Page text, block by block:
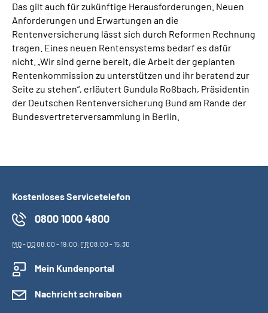
Das gilt auch für zukünftige Herausforderungen. Neuen
Anforderungen und Erwartungen an die
Rentenversicherung lässt sich durch Reformen Rechnung
tragen. Eines neuen Rentensystems bedarf es dafür
nicht. „Wir sind gerne bereit, die Arbeit der geplanten
Rentenkommission zu unterstützen und ihr beratend zur
Seite zu stehen“, erläutert Gundula Roßbach, Präsidentin
der Deutschen Rentenversicherung Bund am Rande der
Bundesvertreterversammlung in Berlin.
Kostenloses Servicetelefon
0800 1000 4800
MO- DO08:00 - 19:00, FR08:00 - 15:30
Mein Kundenportal
Nachricht schreiben